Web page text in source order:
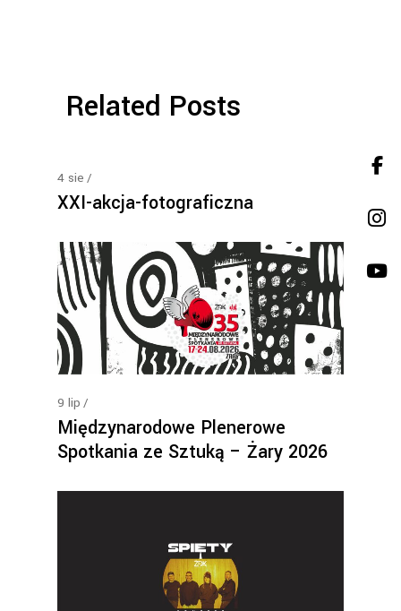
Related Posts
4 sie
XXI-akcja-fotograficzna
9 lip
Międzynarodowe Plenerowe
Spotkania ze Sztuką – Żary 2026